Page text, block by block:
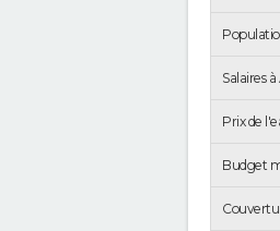
Salaires
Prix de
Budget